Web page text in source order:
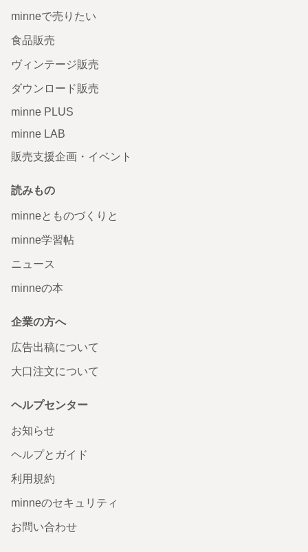
minneで売りたい
食品販売
ヴィンテージ販売
ダウンロード販売
minne PLUS
minne LAB
販売支援企画・イベント
読みもの
minneとものづくりと
minne学習帖
ニュース
minneの本
企業の方へ
広告出稿について
大口注文について
ヘルプセンター
お知らせ
ヘルプとガイド
利用規約
minneのセキュリティ
お問い合わせ